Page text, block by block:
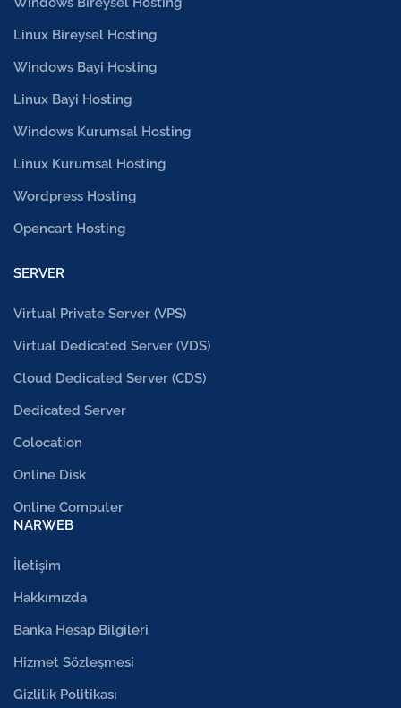
Linux Bireysel Hosting
Windows Bayi Hosting
Linux Bayi Hosting
Windows Kurumsal Hosting
Linux Kurumsal Hosting
Wordpress Hosting
Opencart Hosting
SERVER
Virtual Private Server (VPS)
Virtual Dedicated Server (VDS)
Cloud Dedicated Server (CDS)
Dedicated Server
Colocation
Online Disk
Online Computer
NARWEB
İletişim
Hakkımızda
Banka Hesap Bilgileri
Hizmet Sözleşmesi
Gizlilik Politikası